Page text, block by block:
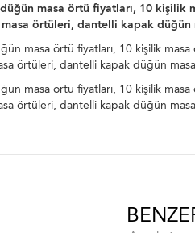
masa örtü fiyatları, 10
örtüleri, dantelli kapak
masa örtü fiyatları, 10 kişilik
örtüleri, dantelli kapak düğün
masa örtü fiyatları, 10 kişilik
örtüleri, dantelli kapak düğün